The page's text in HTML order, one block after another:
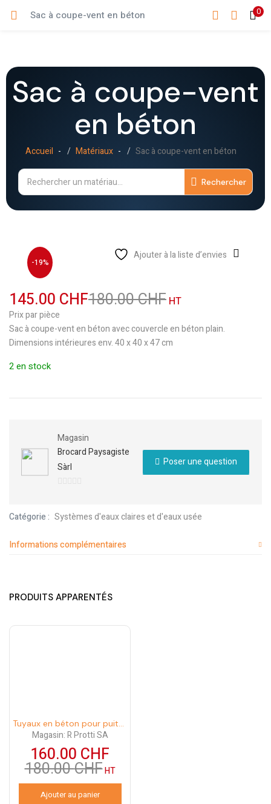
Sac à coupe-vent en béton 0
Sac à coupe-vent
en béton
Accueil Matériaux Sac à coupe-vent en béton
Rechercher
-19%
Ajouter à la liste d’envies
145.00 CHF180.00CHF HT
Prix par pièce
Sac à coupe-vent en béton avec couvercle en béton plain.
Dimensions intérieures env. 40 x 40 x 47 cm
2 en stock
Magasin
Brocard Paysagiste
Sàrl
5
Poser une question
Catégorie : Systèmes d'eaux claires et d'eaux usée
Informations complémentaires
PRODUITS APPARENTÉS
Tuyaux en béton pour puits perdu
Magasin:R Protti SA
160.00 CHF
180.00CHFHT
Ajouter au panier
CONNEXION REGISTRE
Sign in with Google
Entrez votre nom d'utilisateur et votre mot de passe pour vous
connecter.
Souvenez-vous de moi